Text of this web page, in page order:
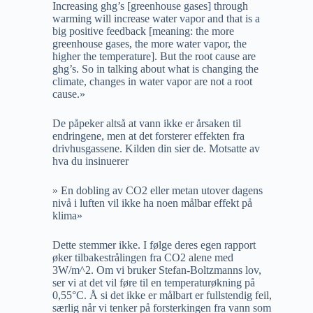
Increasing ghg’s [greenhouse gases] through
warming will increase water vapor and that is a
big positive feedback [meaning: the more
greenhouse gases, the more water vapor, the
higher the temperature]. But the root cause are
ghg’s. So in talking about what is changing the
climate, changes in water vapor are not a root
cause.»
De påpeker altså at vann ikke er årsaken til
endringene, men at det forsterer effekten fra
drivhusgassene. Kilden din sier de. Motsatte av
hva du insinuerer
» En dobling av CO2 eller metan utover dagens
nivå i luften vil ikke ha noen målbar effekt på
klima»
Dette stemmer ikke. I følge deres egen rapport
øker tilbakestrålingen fra CO2 alene med
3W/m^2. Om vi bruker Stefan-Boltzmanns lov,
ser vi at det vil føre til en temperaturøkning på
0,55°C. Å si det ikke er målbart er fullstendig feil,
særlig når vi tenker på forsterkingen fra vann som